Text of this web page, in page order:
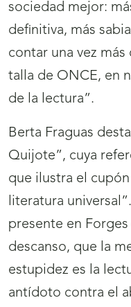
sociedad mejor:
definitiva, más
contar una vez
talla de ONCE, en
de la lectura”.
Berta Fraguas
Quijote”, cuya
que ilustra el
literatura
presente en
descanso, que la
estupidez es la
antídoto contra el